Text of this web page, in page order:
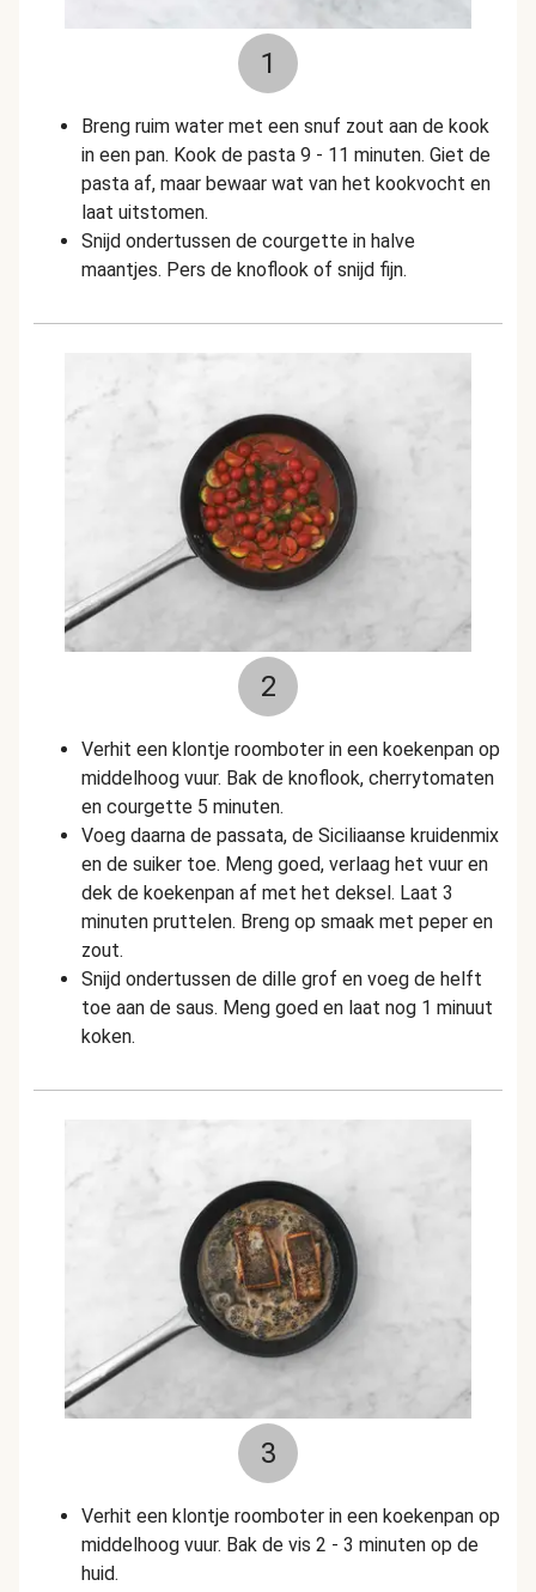
1
Breng ruim water met een snuf zout aan de kook
in een pan. Kook de pasta 9 - 11 minuten. Giet de
pasta af, maar bewaar wat van het kookvocht en
laat uitstomen.
Snijd ondertussen de courgette in halve
maantjes. Pers de knoflook of snijd fijn.
2
Verhit een klontje roomboter in een koekenpan op
middelhoog vuur. Bak de knoflook, cherrytomaten
en courgette 5 minuten.
Voeg daarna de passata, de Siciliaanse kruidenmix
en de suiker toe. Meng goed, verlaag het vuur en
dek de koekenpan af met het deksel. Laat 3
minuten pruttelen. Breng op smaak met peper en
zout.
Snijd ondertussen de dille grof en voeg de helft
toe aan de saus. Meng goed en laat nog 1 minuut
koken.
3
Verhit een klontje roomboter in een koekenpan op
middelhoog vuur. Bak de vis 2 - 3 minuten op de
huid.